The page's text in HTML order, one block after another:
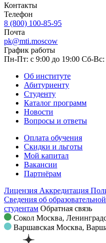
Контакты
Телефон
8 (800) 100-85-95
Почта
pk@mti.moscow
График работы
Пн-Пт: с 9:00 до 19:00 Сб-Вс:
Об институте
Абитуриенту
Студенту
Каталог программ
Новости
Вопросы и ответы
Оплата обучения
Скидки и льготы
Мой капитал
Вакансии
Партнёрам
Лицензия Аккредитация
Сведения об
студентам Обратная связь
Сокол Москва,
Варшавская Москва,